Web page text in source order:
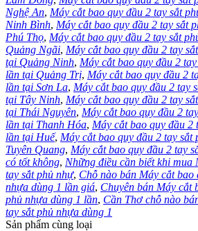
Nghệ An, Máy cắt bao quy đầu 2 tay sắt
Ninh Bình, Máy cắt bao quy đầu 2 tay sắt
Phú Thọ, Máy cắt bao quy đầu 2 tay sắt
Quảng Ngãi, Máy cắt bao quy đầu 2 tay
tại Quảng Ninh, Máy cắt bao quy đầu 2
lần tại Quảng Trị, Máy cắt bao quy đầu 2
lần tại Sơn La, Máy cắt bao quy đầu 2 tay
tại Tây Ninh, Máy cắt bao quy đầu 2 tay
tại Thái Nguyên, Máy cắt bao quy đầu 2
lần tại Thanh Hóa, Máy cắt bao quy đầu 2
lần tại Huế, Máy cắt bao quy đầu 2 tay
Tuyên Quang, Máy cắt bao quy đầu 2 tay
có tốt không, Những điều cần biết khi mua
tay sắt phủ nhự, Chỗ nào bán Máy cắt bao
nhựa dùng 1 lần giá, Chuyên bán Máy cắt
phủ nhựa dùng 1 lần, Cần Thơ chỗ nào
tay sắt phủ nhựa dùng 1
Sản phẩm cùng loại